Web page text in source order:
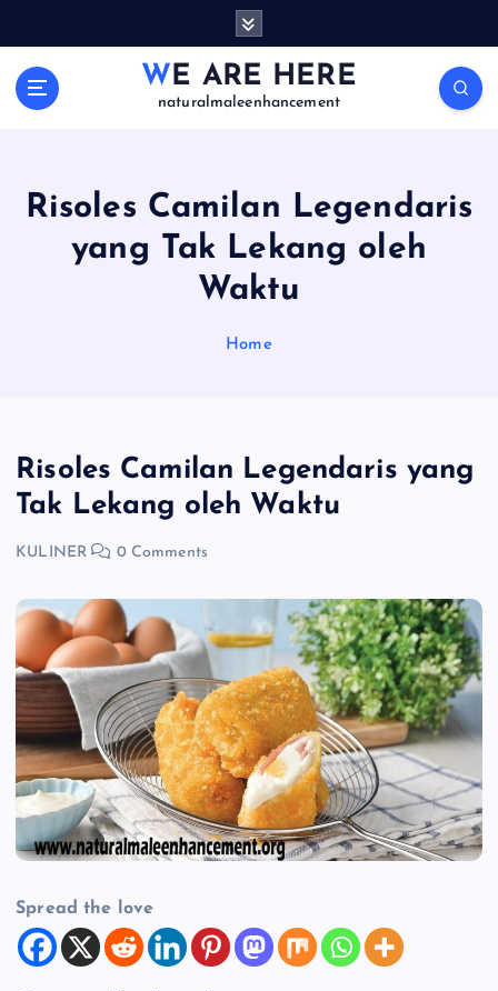
WE ARE HERE
naturalmaleenhancement
Risoles Camilan Legendaris
yang Tak Lekang oleh
Waktu
Home
Risoles Camilan Legendaris yang
Tak Lekang oleh Waktu
KULINER 0 Comments
Spread the love